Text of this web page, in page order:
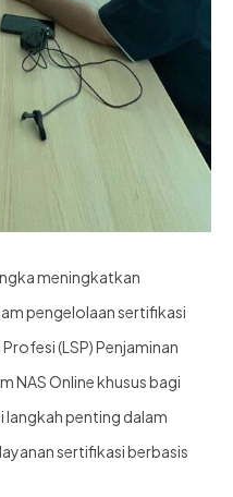
meningkatkan
pengelolaan sertifikasi
(LSP) Penjaminan
NAS Online khusus bagi
langkah penting dalam
sertifikasi berbasis